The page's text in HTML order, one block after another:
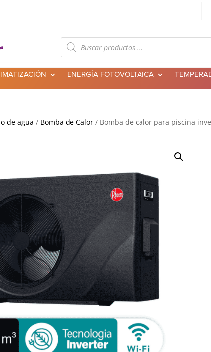
Búsqueda
de
productos
ENERGÍA FOTOVOLTAICA
de agua / Bomba de Calor / Bomba de calor para piscina